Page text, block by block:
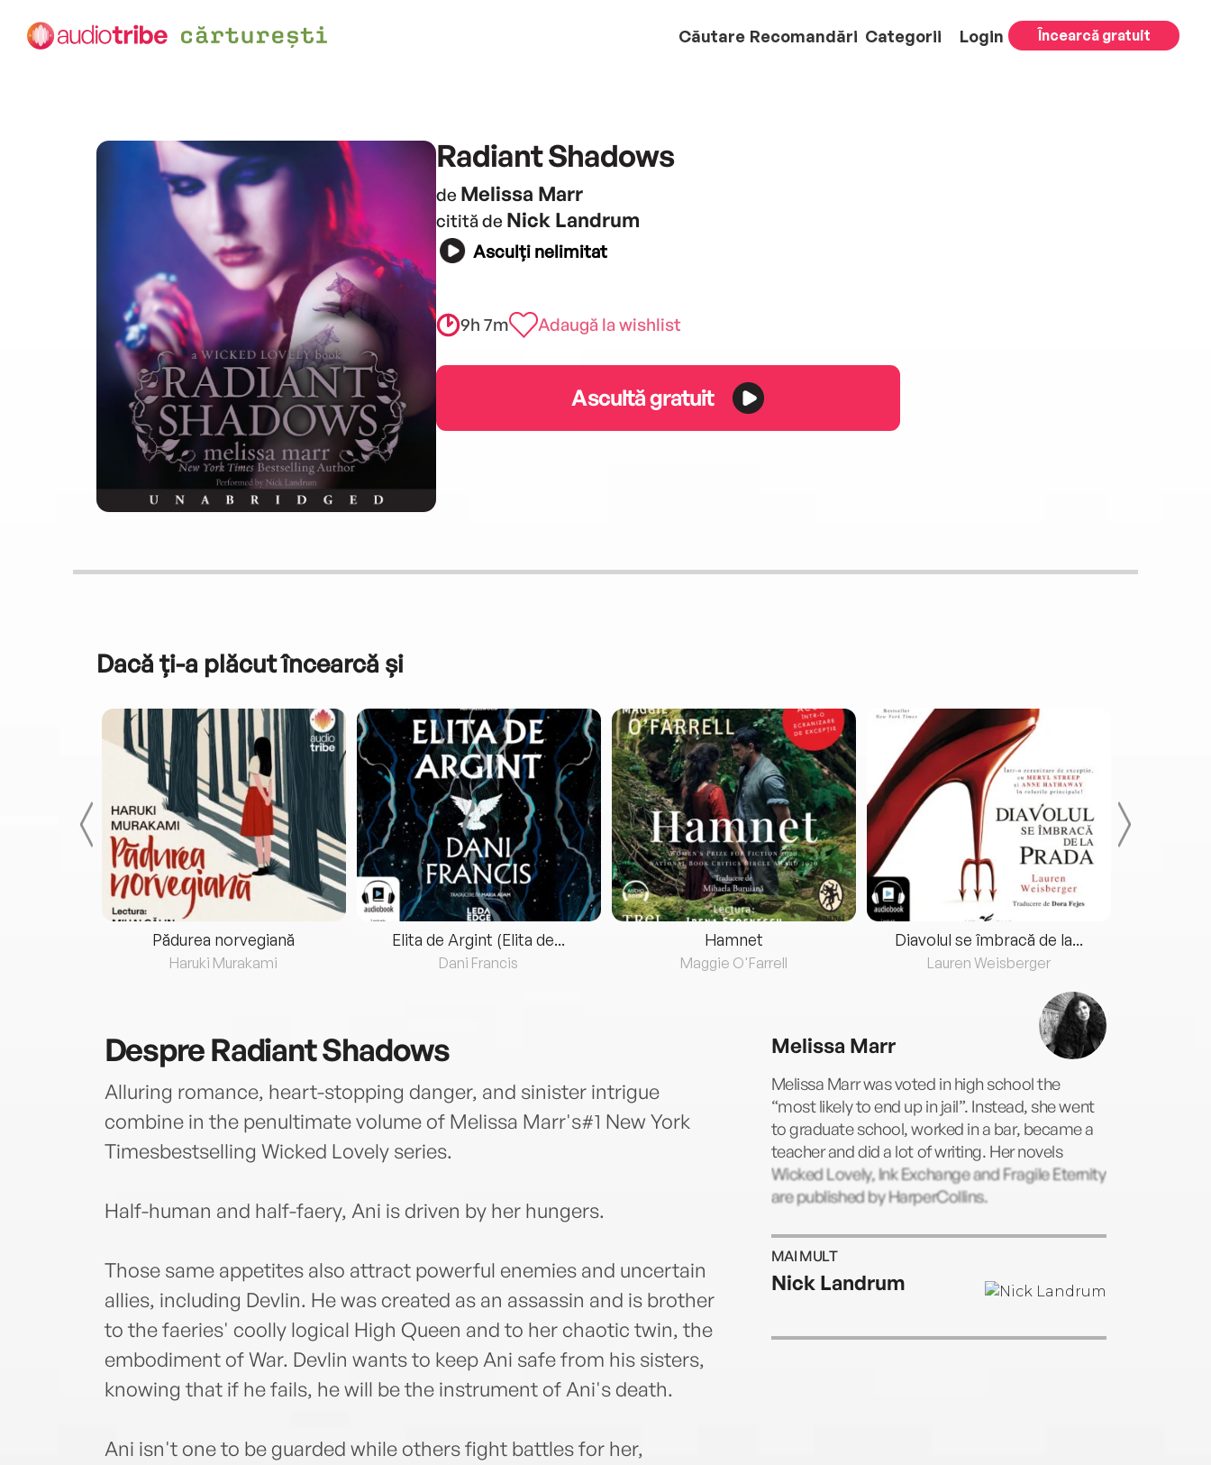
Căutare Recomandări Categorii Login Încearcă gratuit
Radiant Shadows
de Melissa Marr
citită de Nick Landrum
Asculți nelimitat
9h 7m Adaugă la wishlist
Ascultă gratuit
Dacă ți-a plăcut încearcă și
Pădurea norvegiană
Haruki Murakami
Elita de Argint (Elita de...
Dani Francis
Hamnet
Maggie O'Farrell
Diavolul se îmbracă de la...
Lauren Weisberger
DespreRadiant Shadows
Alluring romance, heart-stopping danger, and sinister intrigue
combine in the penultimate volume of Melissa Marr's#1 New York
Timesbestselling Wicked Lovely series.
Half-human and half-faery, Ani is driven by her hungers.
Those same appetites also attract powerful enemies and uncertain
allies, including Devlin. He was created as an assassin and is brother
to the faeries' coolly logical High Queen and to her chaotic twin, the
embodiment of War. Devlin wants to keep Ani safe from his sisters,
knowing that if he fails, he will be the instrument of Ani's death.
Ani isn't one to be guarded while others fight battles for her,
Melissa Marr
Melissa Marr was voted in high school the
“most likely to end up in jail”. Instead, she went
to graduate school, worked in a bar, became a
teacher and did a lot of writing. Her novels
Wicked Lovely, Ink Exchange and Fragile Eternity
are published by HarperCollins.
MAI MULT
Nick Landrum